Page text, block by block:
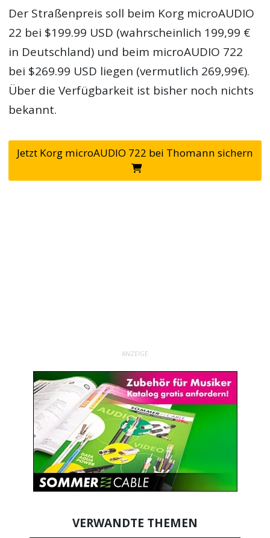
Der Straßenpreis soll beim Korg microAUDIO
22 bei $199.99 USD (wahrscheinlich 199,99 €
in Deutschland) und beim microAUDIO 722
bei $269.99 USD liegen (vermutlich 269,99€).
Über die Verfügbarkeit ist bisher noch nichts
bekannt.
Jetzt Korg microAUDIO 722 bei Thomann sichern
ANZEIGE
VERWANDTE THEMEN